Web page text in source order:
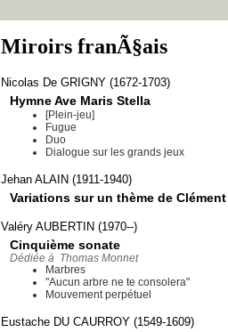
Miroirs franÃ§ais
Nicolas De GRIGNY (1672-1703)
Hymne Ave Maris Stella
[Plein-jeu]
Fugue
Duo
Dialogue sur les grands jeux
Jehan ALAIN (1911-1940)
Variations sur un thème de
Valéry AUBERTIN (1970--)
Cinquième sonate
Dédiée à Thomas Monnet
Marbres
"Aucun arbre ne te consolera"
Mouvement perpétuel
Eustache DU CAURROY (1549-1609)